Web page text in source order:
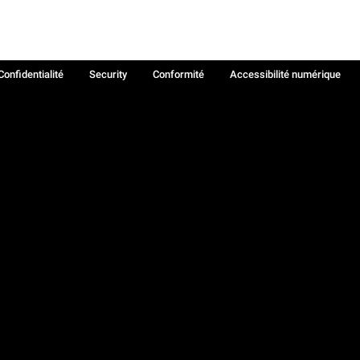
Security Conformité
Accessibilité numérique